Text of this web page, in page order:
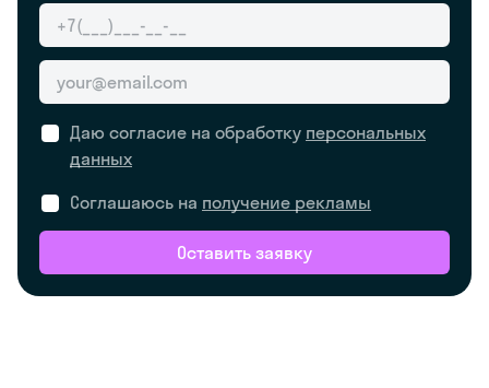
Даю согласие на обработку персональных
данных
Соглашаюсь на получение рекламы
Оставить заявку